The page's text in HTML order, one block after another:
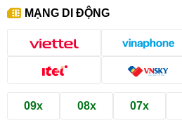
MẠNG DI ĐỘNG
09x 08x 07x